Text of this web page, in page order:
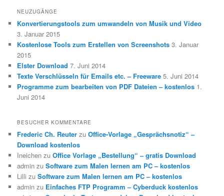
NEUZUGÄNGE
Konvertierungstools zum umwandeln von Musik und Video
3. Januar 2015
Kostenlose Tools zum Erstellen von Screenshots 3. Januar
2015
Elster Download 7. Juni 2014
Texte Verschlüsseln für Emails etc. – Freeware 5. Juni 2014
Programme zum bearbeiten von PDF Dateien – kostenlos 1.
Juni 2014
BESUCHER KOMMENTARE
Frederic Ch. Reuter zuOffice-Vorlage „Gesprächsnotiz“ –
Download kostenlos
Ineichen zuOffice Vorlage „Bestellung“ – gratis Download
admin zuSoftware zum Malen lernen am PC – kostenlos
Lilli zuSoftware zum Malen lernen am PC – kostenlos
admin zu Einfaches FTP Programm – Cyberduck kostenlos